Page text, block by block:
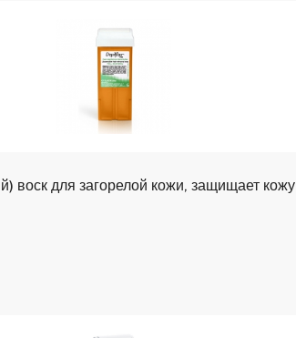
гр., цвет Морковь (плотный) воск для загорелой кожи, защищает кожу